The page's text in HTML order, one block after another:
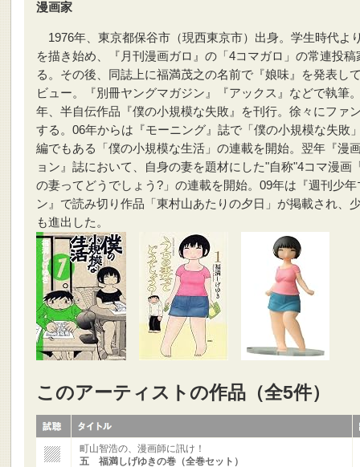
漫画家
1976年、東京都保谷市（現西東京市）出身。学生時代よ
を描き始め、『月刊漫画ガロ』の「4コマガロ」の常連投稿
る。その後、同誌上に福満茂之の名前で『娘味』を発表し
ビュー。『別冊ヤングマガジン』『アックス』などで執筆
年、半自伝作品『僕の小規模な失敗』を刊行。徐々にファ
する。06年からは『モーニング』誌で「僕の小規模な失敗
編でもある「僕の小規模な生活」の連載を開始。翌年『漫
ョン』誌において、自身の妻を題材にした"自称"4コマ漫画
の妻ってどうでしょう?」の連載を開始。09年は『週刊少年
ン』で読み切り作品「東村山あたりの夕日」が掲載され、
も進出した。
このアーティストの作品（全5件）
町山智浩の、漫画師に訊け！
五 福満しげゆきの巻（全巻セット）